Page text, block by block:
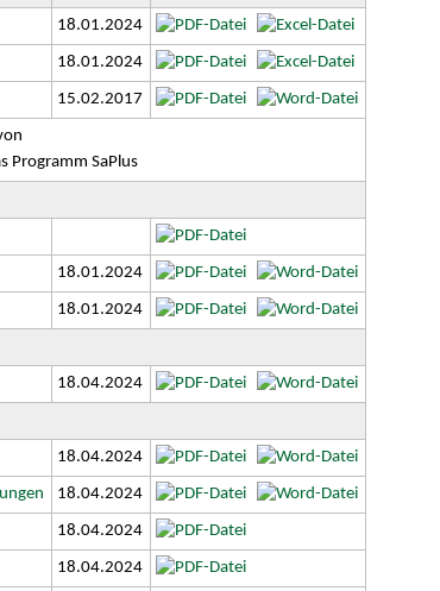
18.01.2024
18.01.2024
15.02.2017
Programm SaPlus
18.01.2024
18.01.2024
18.04.2024
18.04.2024
18.04.2024
18.04.2024
18.04.2024